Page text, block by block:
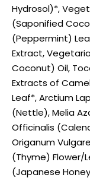
Hydrosol)*,
(Saponified
(Peppermint)
Extract,
Coconut) Oil,
Extracts of
Leaf*, Arctium
(Nettle), Melia
Officinalis
Origanum
(Thyme) Flower/
(Japanese